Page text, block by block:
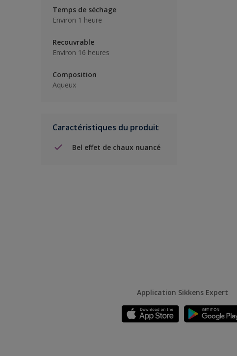
Temps de séchage
Environ 1 heure
Recouvrable
Environ 16 heures
Composition
Aqueux
Caractéristiques du produit
Bel effet de chaux nuancé
Application Sikkens Expert